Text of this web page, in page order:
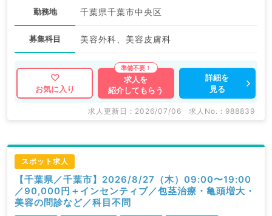
勤務地 千葉県千葉市中央区
募集科目 美容外科、美容皮膚科
お気に入り
求人を
紹介してもらう
詳細を
見る
求人更新日 : 2026/07/06 求人No. : 988839
スポット求人
【千葉県／千葉市】2026/8/27（木）09:00〜19:00
／90,000円＋インセンティブ／包茎治療・亀頭増大・
美容の問診など／科目不問